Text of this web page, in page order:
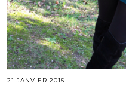
21 JANVIER 2015